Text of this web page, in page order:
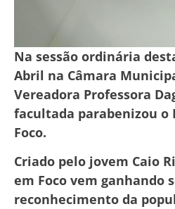
Na sessão ordinária
Abril na Câmara
Vereadora Professora
facultada parabenizou o
Foco.
Criado pelo jovem Caio
em Foco vem ganhando
reconhecimento da